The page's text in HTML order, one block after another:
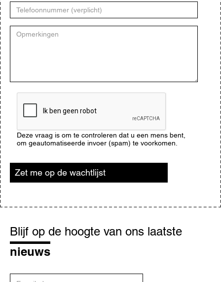
Telefoonnummer
Opmerkingen
Deze vraag is om te controleren dat u een mens bent,
om geautomatiseerde invoer (spam) te voorkomen.
Zet me op de wachtlijst
op
de
hoogte
Blijf op de hoogte van ons laatste
nieuws